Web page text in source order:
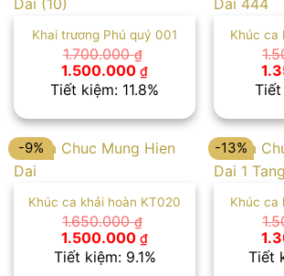
Khai trương Phú quý 001
1.700.000₫
Giá
gốc
là:
1.500.000 ₫Giá
hiện
tại
1.500.000 ₫.
Tiết kiệm: 11.8%
Khúc ca
Giá
gốc
là:
Tiết
-9%
Khúc ca khải hoàn KT020
1.650.000₫
Giá
gốc
là:
1.500.000 ₫Giá
hiện
tại
Tiết kiệm: 9.1%
-13%
Khúc ca
Giá
là:
Tiết